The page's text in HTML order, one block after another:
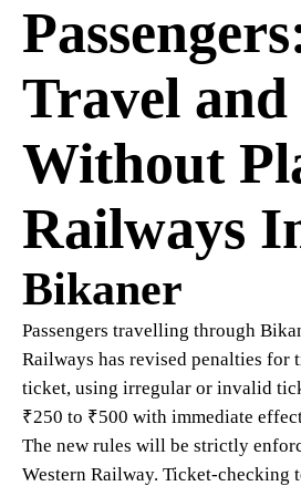
Travel
Without
Railways
Bikaner
Passengers travelling through
Railways has revised penalties
ticket, using irregular or invalid
₹250 to ₹500 with immediate
The new rules will be strictly
Western Railway. Ticket-checking